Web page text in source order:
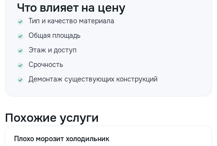
Что влияет на цену
Тип и качество материала
Общая площадь
Этаж и доступ
Срочность
Демонтаж существующих конструкций
Похожие услуги
Плохо морозит холодильник